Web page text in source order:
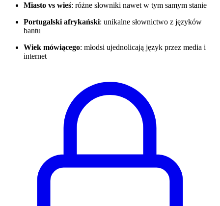
Miasto vs wieś: różne słowniki nawet w tym samym stanie
Portugalski afrykański: unikalne słownictwo z języków
bantu
Wiek mówiącego: młodsi ujednolicają język przez media i
internet